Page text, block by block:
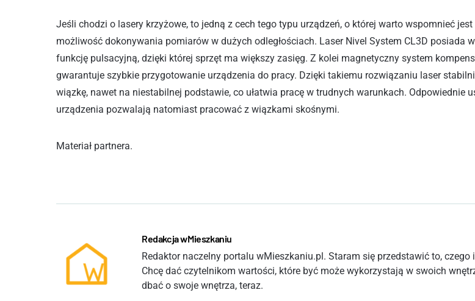
Jeśli chodzi o lasery krzyżowe, to jedną z cech tego typu urządzeń, o której warto wspomnieć
możliwość dokonywania pomiarów w dużych odległościach. Laser Nivel System CL3D posiada
funkcję pulsacyjną, dzięki której sprzęt ma większy zasięg. Z kolei magnetyczny system
gwarantuje szybkie przygotowanie urządzenia do pracy. Dzięki takiemu rozwiązaniu laser
wiązkę, nawet na niestabilnej podstawie, co ułatwia pracę w trudnych warunkach. Odpowiednie
urządzenia pozwalają natomiast pracować z wiązkami skośnymi.
Materiał partnera.
Redakcja wMieszkaniu
Redaktor naczelny portalu wMieszkaniu.pl. Staram się przedstawić to, czego
Chcę dać czytelnikom wartości, które być może wykorzystają w swoich
dbać o swoje wnętrza, teraz.